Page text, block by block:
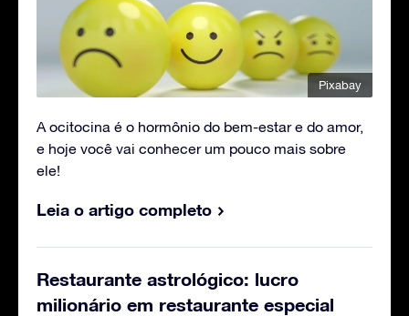
Pixabay
A ocitocina é o hormônio do bem-estar e do amor,
e hoje você vai conhecer um pouco mais sobre
ele!
Leia o artigo completo
Restaurante astrológico: lucro
milionário em restaurante especial